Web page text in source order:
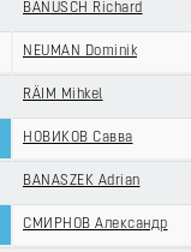
BANUSCH Richard
NEUMAN Dominik
RÄIM Mihkel
НОВИКОВ Савва
BANASZEK Adrian
СМИРНОВ Александр